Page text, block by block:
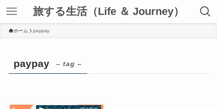
旅する生活（Life ＆ Journey）
ホーム paypay
paypay – tag –